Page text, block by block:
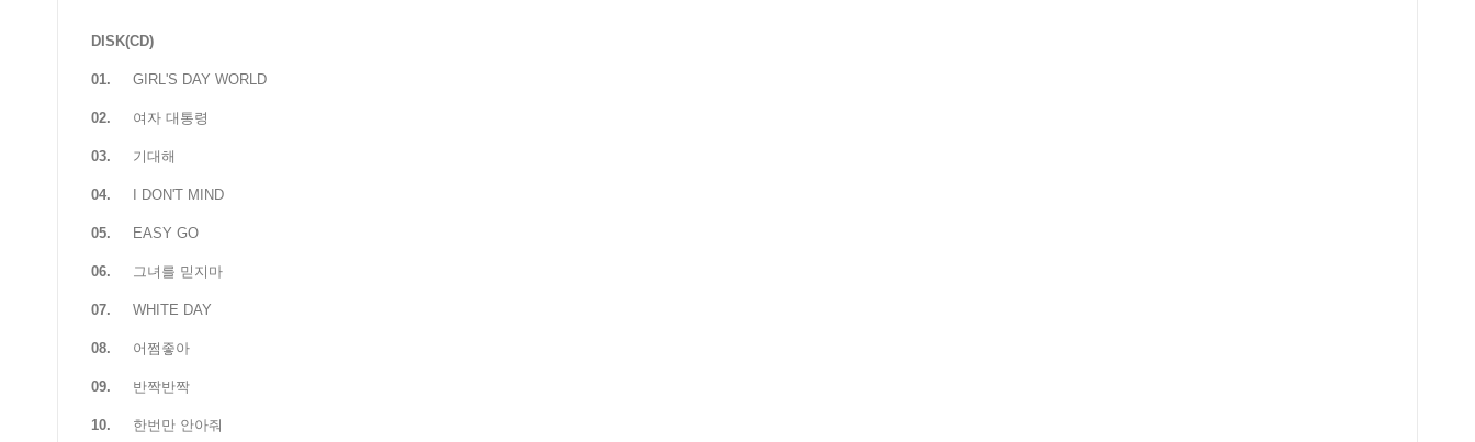
DISK(CD)
01. GIRL'S DAY WORLD
02. 여자 대통령
03. 기대해
04. I DON'T MIND
05. EASY GO
06. 그녀를 믿지마
07. WHITE DAY
08. 어쩜좋아
09. 반짝반짝
10. 한번만 안아줘